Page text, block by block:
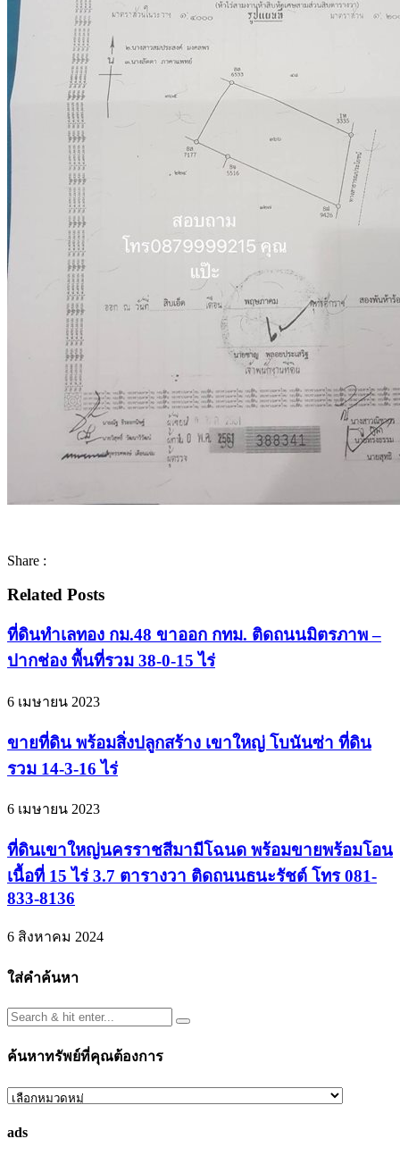
Share :
Related Posts
ที่ดินทำเลทอง กม.48 ขาออก กทม. ติดถนนมิตรภาพ –
ปากช่อง พื้นที่รวม 38-0-15 ไร่
6 เมษายน 2023
ขายที่ดิน พร้อมสิ่งปลูกสร้าง เขาใหญ่ โบนันซ่า ที่ดิน
รวม 14-3-16 ไร่
6 เมษายน 2023
ที่ดินเขาใหญ่นครราชสีมามีโฉนด พร้อมขายพร้อมโอน
เนื้อที่ 15 ไร่ 3.7 ตารางวา ติดถนนธนะรัชต์ โทร 081-
833-8136
6 สิงหาคม 2024
ใส่คำค้นหา
ค้นหาทรัพย์ที่คุณต้องการ
ค้นหา
ที่
ads